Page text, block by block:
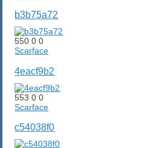
b3b75a72
55000
Scarface
4eacf9b2
55300
Scarface
c54038f0